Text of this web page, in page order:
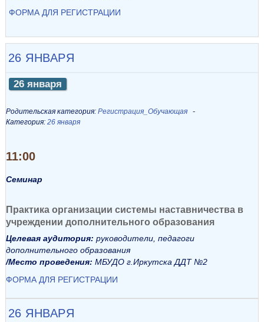
ФОРМА ДЛЯ РЕГИСТРАЦИИ
26 ЯНВАРЯ
26 января
Родительская категория: Регистрация_Обучающая
Категория: 26 января
11:00
Семинар
Практика организации системы наставничества в
учреждении дополнительного образования
Целевая аудитория: руководители, педагоги
дополнительного образования
/Место проведения: МБУДО г.Иркутска ДДТ №2
ФОРМА ДЛЯ РЕГИСТРАЦИИ
26 ЯНВАРЯ